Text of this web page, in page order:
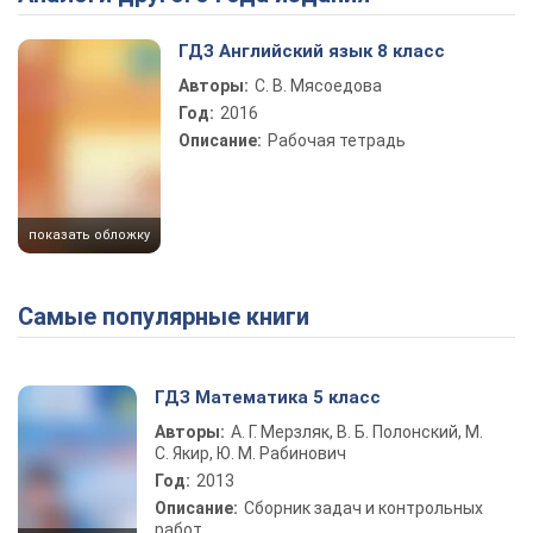
показать обложку
ГДЗ Английский язык 8 класс
Авторы: С. В. Мясоедова
Год: 2016
Описание: Рабочая тетрадь
Самые популярные книги
ГДЗ Математика 5 класс
Авторы: А. Г. Мерзляк, В. Б. Полонский, М.
С. Якир, Ю. М. Рабинович
Год: 2013
Описание: Сборник задач и контрольных